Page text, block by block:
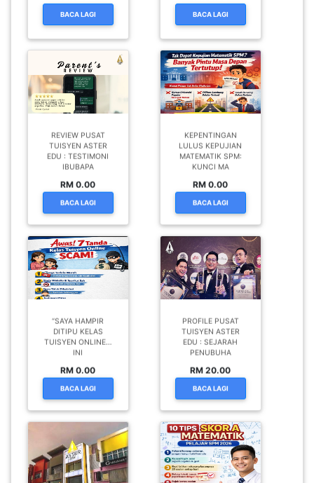
BACA LAGI BACA LAGI
REVIEW PUSAT
TUISYEN ASTER
EDU : TESTIMONI
IBUBAPA
RM 0.00
BACA LAGI
KEPENTINGAN
LULUS KEPUJIAN
MATEMATIK SPM:
KUNCI MA
RM 0.00
BACA LAGI
“SAYA HAMPIR
DITIPU KELAS
TUISYEN ONLINE…
INI
RM 0.00
BACA LAGI
PROFILE PUSAT
TUISYEN ASTER
EDU : SEJARAH
PENUBUHA
RM 20.00
BACA LAGI